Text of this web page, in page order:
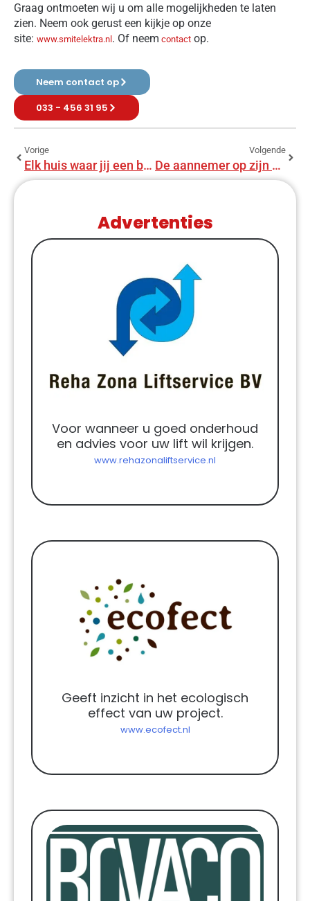
Graag ontmoeten wij u om alle mogelijkheden te laten
zien. Neem ook gerust een kijkje op onze
site: www.smitelektra.nl . Of neem contact op.
Neem contact op
033 - 456 31 95
Vorige
Elk huis waar jij een bod op doet, gaat aan je neus voorbij. Herkenbaar?
Volgende
De aannemer op zijn blauwe ogen vertrouwen? Doen!
Advertenties
Voor wanneer u goed onderhoud
en advies voor uw lift wil krijgen.
www.rehazonaliftservice.nl
Geeft inzicht in het ecologisch
effect van uw project.
www.ecofect.nl